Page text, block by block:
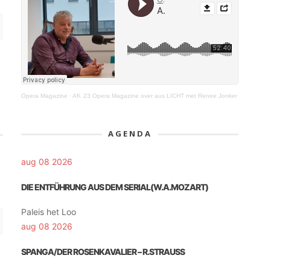
Opera Magazine · Afl. 23 Opera Magazine over aus LICHT met Renee Jonker
AGENDA
aug 08 2026
DIE ENTFÜHRUNG AUS DEM SERIAL(W.A.MOZART)
Paleis het Loo
aug 08 2026
SPANGA/DER ROSENKAVALIER – R.STRAUSS